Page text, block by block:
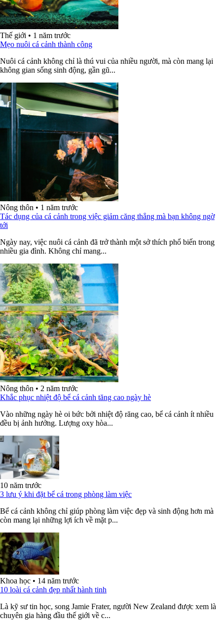
Thế giới • 1 năm trước
Mẹo nuôi cá cảnh thành công
Nuôi cá cảnh không chỉ là thú vui của nhiều người, mà còn mang lại
không gian sống sinh động, gần gũ...
Nông thôn • 1 năm trước
Tác dụng của cá cảnh trong việc giảm căng thẳng mà bạn không ngờ
tới
Ngày nay, việc nuôi cá cảnh đã trở thành một sở thích phổ biến trong
nhiều gia đình. Không chỉ mang...
Nông thôn • 2 năm trước
Khắc phục nhiệt độ bể cá cảnh tăng cao ngày hè
Vào những ngày hè oi bức bởi nhiệt độ răng cao, bể cá cảnh ít nhiều
đều bị ảnh hưởng. Lượng oxy hòa...
10 năm trước
3 lưu ý khi đặt bể cá trong phòng làm việc
Bể cá cảnh không chỉ giúp phòng làm việc đẹp và sinh động hơn mà
còn mang lại những lợi ích về mặt p...
Khoa học • 14 năm trước
10 loài cá cảnh đẹp nhất hành tinh
Là kỹ sư tin học, song Jamie Frater, người New Zealand được xem là
chuyên gia hàng đầu thế giới về c...